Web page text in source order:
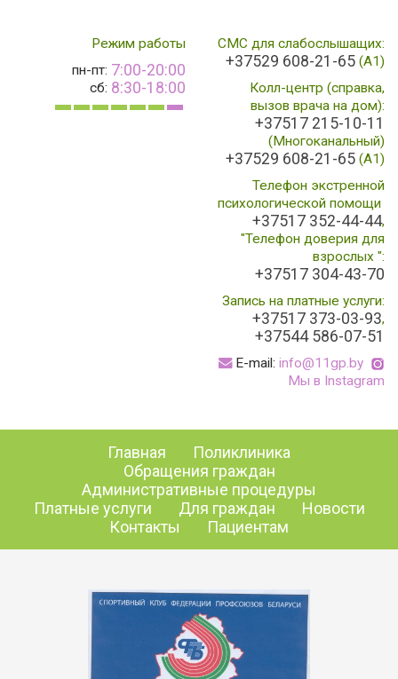
Режим работы
пн-пт: 7:00-20:00
сб: 8:30-18:00
СМС для слабослышащих:
+37529 608-21-65 (А1)
Колл-центр (справка,
вызов врача на дом):
+37517 215-10-11
(Многоканальный)
+37529 608-21-65 (A1)
Телефон экстренной
психологической помощи
+37517 352-44-44,
"Телефон доверия для
взрослых ":
+37517 304-43-70
Запись на платные услуги:
+37517 373-03-93,
+37544 586-07-51
E-mail: info@11gp.by
Мы в Instagram
Главная
Поликлиника
Обращения граждан
Административные процедуры
Платные услуги
Для граждан
Новости
Контакты
Пациентам